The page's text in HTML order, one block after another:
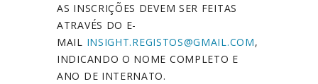
AS INSCRIÇÕES DEVEM SER FEITAS
ATRAVÉS DO E-
MAIL INSIGHT.REGISTOS@GMAIL.COM,
INDICANDO O NOME COMPLETO E
ANO DE INTERNATO.